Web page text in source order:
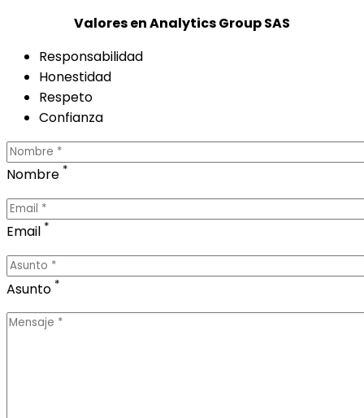
Valores en Analytics Group SAS
Responsabilidad
Honestidad
Respeto
Confianza
Nombre *
Email *
Asunto *